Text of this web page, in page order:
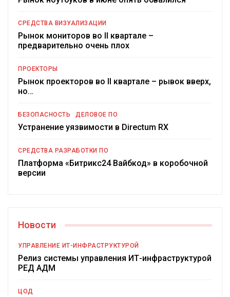
СРЕДСТВА ВИЗУАЛИЗАЦИИ
Рынок мониторов во II квартале –
предварительно очень плох
ПРОЕКТОРЫ
Рынок проекторов во II квартале – рывок вверх,
но…
БЕЗОПАСНОСТЬ ДЕЛОВОЕ ПО
Устранение уязвимости в Directum RX
СРЕДСТВА РАЗРАБОТКИ ПО
Платформа «Битрикс24 Вайбкод» в коробочной
версии
Новости
УПРАВЛЕНИЕ ИТ-ИНФРАСТРУКТУРОЙ
Релиз системы управления ИТ-инфраструктурой
РЕД АДМ
ЦОД